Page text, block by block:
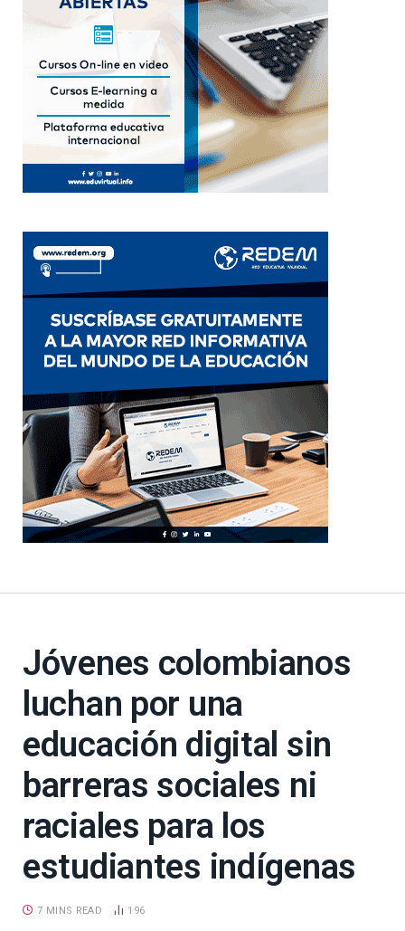
Jóvenes colombianos
luchan por una
educación digital sin
barreras sociales ni
raciales para los
estudiantes indígenas
7 MINS READ 196